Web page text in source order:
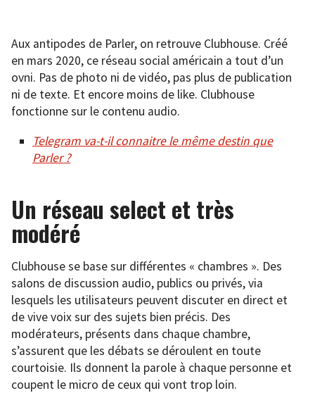
Aux antipodes de Parler, on retrouve Clubhouse. Créé
en mars 2020, ce réseau social américain a tout d’un
ovni. Pas de photo ni de vidéo, pas plus de publication
ni de texte. Et encore moins de like. Clubhouse
fonctionne sur le contenu audio.
Telegram va-t-il connaitre le même destin que
Parler ?
Un réseau select et très
modéré
Clubhouse se base sur différentes « chambres ». Des
salons de discussion audio, publics ou privés, via
lesquels les utilisateurs peuvent discuter en direct et
de vive voix sur des sujets bien précis. Des
modérateurs, présents dans chaque chambre,
s’assurent que les débats se déroulent en toute
courtoisie. Ils donnent la parole à chaque personne et
coupent le micro de ceux qui vont trop loin.